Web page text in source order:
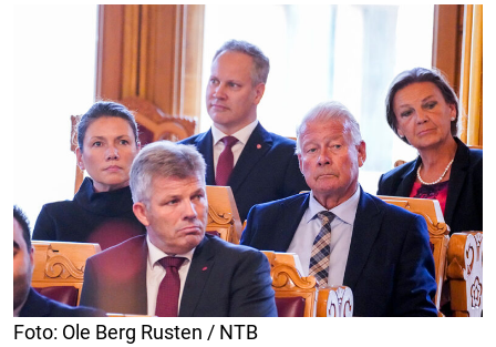
Foto: Ole Berg Rusten / NTB